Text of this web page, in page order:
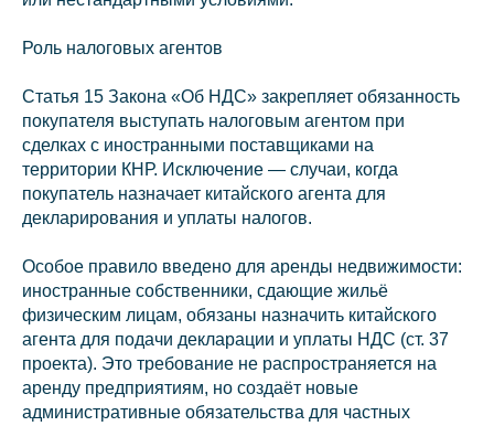
Роль налоговых агентов
Статья 15 Закона «Об НДС» закрепляет обязанность
покупателя выступать налоговым агентом при
сделках с иностранными поставщиками на
территории КНР. Исключение — случаи, когда
покупатель назначает китайского агента для
декларирования и уплаты налогов.
Особое правило введено для аренды недвижимости:
иностранные собственники, сдающие жильё
физическим лицам, обязаны назначить китайского
агента для подачи декларации и уплаты НДС (ст. 37
проекта). Это требование не распространяется на
аренду предприятиям, но создаёт новые
административные обязательства для частных